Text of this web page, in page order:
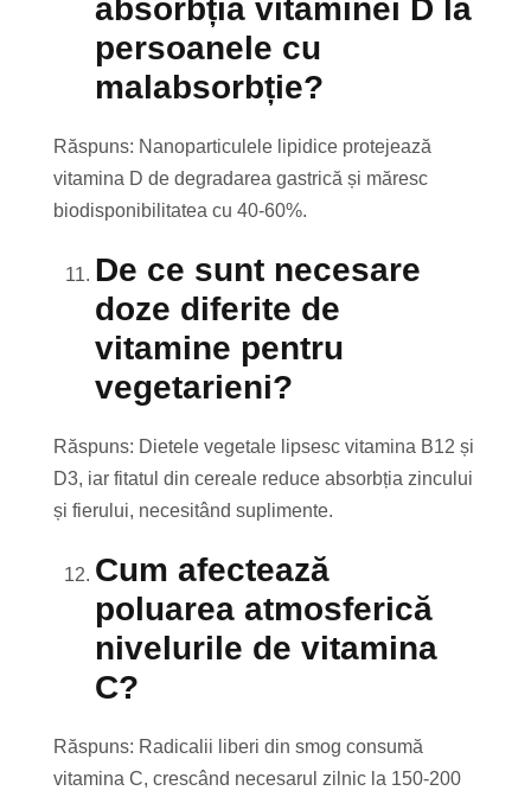
absorbția vitaminei D la
persoanele cu
malabsorbție?
Răspuns: Nanoparticulele lipidice protejează
vitamina D de degradarea gastrică și măresc
biodisponibilitatea cu 40-60%.
De ce sunt necesare
doze diferite de
vitamine pentru
vegetarieni?
Răspuns: Dietele vegetale lipsesc vitamina B12 și
D3, iar fitatul din cereale reduce absorbția zincului
și fierului, necesitând suplimente.
Cum afectează
poluarea atmosferică
nivelurile de vitamina
C?
Răspuns: Radicalii liberi din smog consumă
vitamina C, crescând necesarul zilnic la 150-200